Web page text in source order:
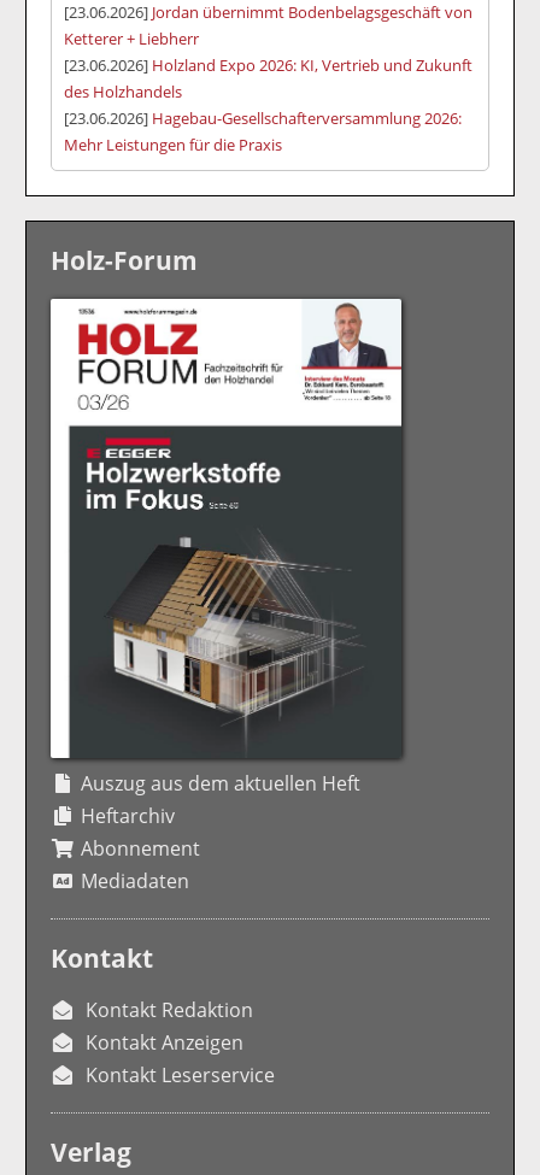
[23.06.2026] Jordan übernimmt Bodenbelagsgeschäft von
Ketterer + Liebherr
[23.06.2026] Holzland Expo 2026: KI, Vertrieb und Zukunft
des Holzhandels
[23.06.2026] Hagebau-Gesellschafterversammlung 2026:
Mehr Leistungen für die Praxis
Holz-Forum
Auszug aus dem aktuellen Heft
Heftarchiv
Abonnement
Mediadaten
Kontakt
Kontakt Redaktion
Kontakt Anzeigen
Kontakt Leserservice
Verlag